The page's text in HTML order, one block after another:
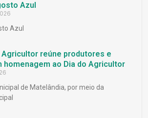
Azul
Azul
Agricultor reúne produtores e
homenagem ao Dia do Agricultor
de Matelândia, por meio da